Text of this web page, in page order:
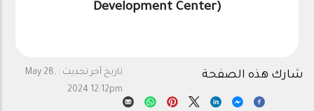
Development Center)
تاريخ آخر تحديث : May 28,
2024 12:12pm
شارك هذه الصفحة